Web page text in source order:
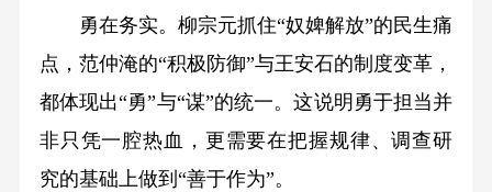
勇在务实。柳宗元抓住“奴婢解放”的民生痛
点，范仲淹的“积极防御”与王安石的制度变革，
都体现出“勇”与“谋”的统一。这说明勇于担当并
非只凭一腔热血，更需要在把握规律、调查研
究的基础上做到“善于作为”。